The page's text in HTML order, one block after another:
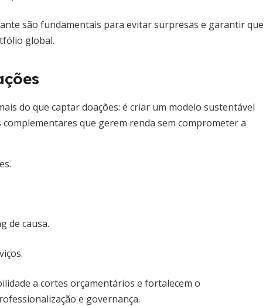
são fundamentais para evitar surpresas e garantir que
global.
do que captar doações: é criar um modelo sustentável
que gerem renda sem comprometer a
de causa.
a cortes orçamentários e fortalecem o
e governança.